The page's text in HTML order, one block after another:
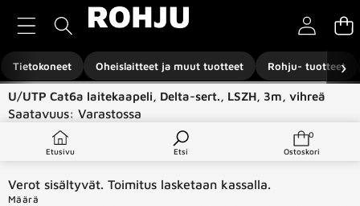
Tietokoneet Oheislaitteet ja muut tuotteet Rohju- tuotteet
›
Etusivu Etsi
0
0
Ostoskori
Siirry tuotetietoihin
U/UTP Cat6a laitekaapeli, Delta-sert., LSZH, 3m, vihreä
Saatavuus: Varastossa
Tuotetyyppi:
Verot sisältyvät. Toimitus lasketaan kassalla.
Määrä